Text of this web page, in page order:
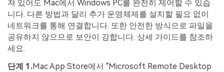
져 있어도 Mac에서 Windows PC를 완전히 제어할 수 있습
니다. 다른 방법과 달리 추가 운영체제를 설치할 필요 없이
네트워크를 통해 연결합니다. 또한 안전한 방식으로 파일을
공유하지 않으므로 보안이 강합니다. 상세 가이드를 참조하
세요.
단계 1.Mac App Store에서 "Microsoft Remote Desktop